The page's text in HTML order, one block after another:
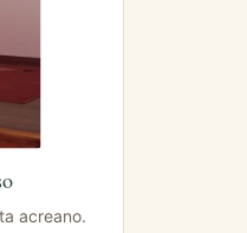
acreano.